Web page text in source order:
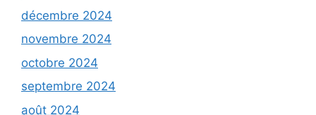
décembre 2024
novembre 2024
octobre 2024
septembre 2024
août 2024